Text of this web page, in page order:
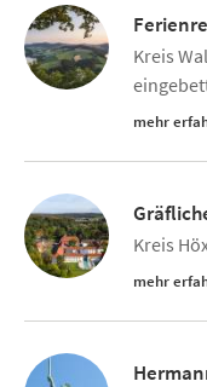
Kreis
mehr
Kreis
mehr